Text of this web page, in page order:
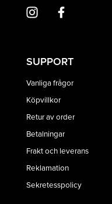
SUPPORT
Vanliga frågor
Köpvillkor
Retur av order
Betalningar
Frakt och leverans
Reklamation
Sekretesspolicy